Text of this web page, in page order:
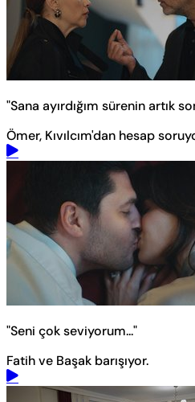
"Sana ayırdığım sürenin artık
Ömer, Kıvılcım'dan hesap
"Seni çok seviyorum..."
Fatih ve Başak barışıyor.